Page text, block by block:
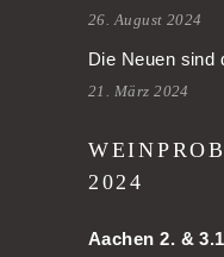
26. August 2024
Die Neuen sind
21. März 2024
2024
Aachen 2. &